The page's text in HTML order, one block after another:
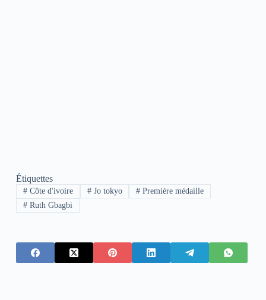
Étiquettes
#Côte d'ivoire #Jo tokyo # Première médaille
#Ruth Gbagbi